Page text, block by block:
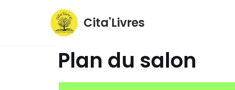
Cita'Livres
Plan du salon